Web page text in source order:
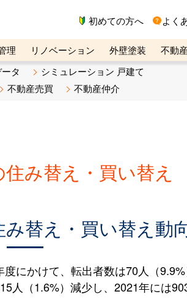
初めての方へ よく
理 リノベーション 外壁塗装
不動
Biz 不動産売却ご相談デスク
タ
シミュレーション 戸建て
不動産売買 不動産仲介
み替え・買い替え
み替え・買い替え動
にかけて、転出者数は70人（
（1.6%）減少し、2021年には